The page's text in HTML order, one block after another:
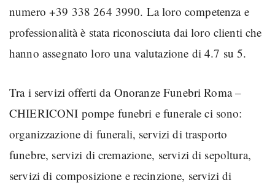
numero +39 338 264 3990. La loro competenza e
professionalità è stata riconosciuta dai loro clienti che
hanno assegnato loro una valutazione di 4.7 su 5.
Tra i servizi offerti da Onoranze Funebri Roma –
CHIERICONI pompe funebri e funerale ci sono:
organizzazione di funerali, servizi di trasporto
funebre, servizi di cremazione, servizi di sepoltura,
servizi di composizione e recinzione, servizi di